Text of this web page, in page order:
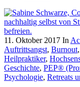
11. Oktober 2017 In
Auftrittsangst, Burnout,
Heilpraktiker,
Geschichte, PEP®
Psychologie, Retreats